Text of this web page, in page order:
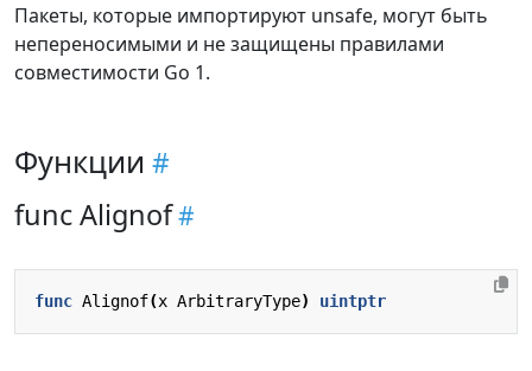
Пакеты, которые импортируют unsafe, могут быть
непереносимыми и не защищены правилами
совместимости Go 1.
Функции
func Alignof
func Alignof(x ArbitraryType) uintptr